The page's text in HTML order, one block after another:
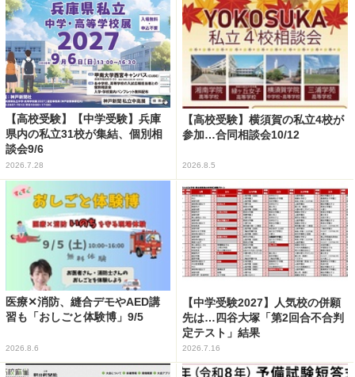
【高校受験】【中学受験】兵庫
県内の私立31校が集結、個別相
談会9/6
2026.7.28
【高校受験】横須賀の私立4校が
参加…合同相談会10/12
2026.8.5
医療✕消防、縫合デモやAED講
習も「おしごと体験博」9/5
2026.8.6
【中学受験2027】人気校の併願
先は…四谷大塚「第2回合不合判
定テスト」結果
2026.7.16